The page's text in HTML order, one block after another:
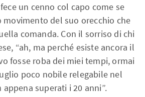
un cenno col capo come se
movimento del suo orecchio che
comanda. Con il sorriso di chi
“ah, ma perché esiste ancora il
fosse roba dei miei tempi, ormai
poco nobile relegabile nel
superati i 20 anni”.